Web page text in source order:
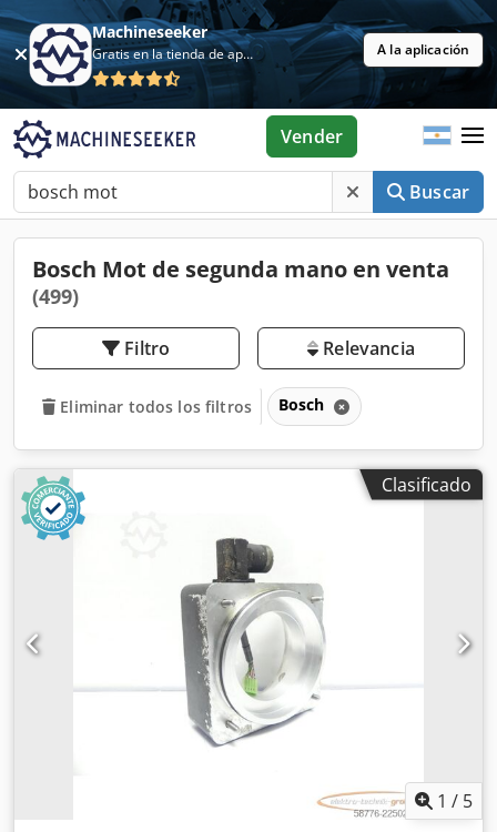
Machineseeker
Gratis en la tienda de aplicaciones A la aplicación
Buscar
Vender
Bosch Mot de segunda mano en venta
(499)
Filtro Relevancia
Eliminar todos los filtros Bosch
Clasificado
1 / 5